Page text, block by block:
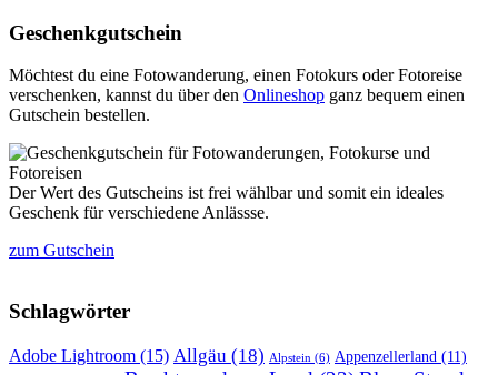
Geschenkgutschein
Möchtest du eine Fotowanderung, einen Fotokurs oder Fotoreise
verschenken, kannst du über den Onlineshop ganz bequem einen
Gutschein bestellen.
Der Wert des Gutscheins ist frei wählbar und somit ein ideales
Geschenk für verschiedene Anlässse.
zum Gutschein
Schlagwörter
Adobe Lightroom (15) Allgäu (18) Alpstein (6) Appenzellerland (11)